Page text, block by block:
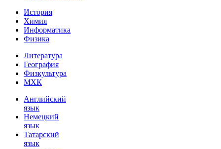
История
Химия
Информатика
Физика
Литература
География
Физкультура
МХК
Английский
язык
Немецкий
язык
Татарский
язык